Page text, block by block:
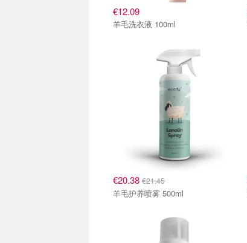
€12.09
羊毛洗衣液 100ml
€20.38 €21.45
羊毛护养喷雾 500ml